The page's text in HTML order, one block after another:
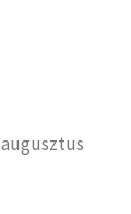
augusztus